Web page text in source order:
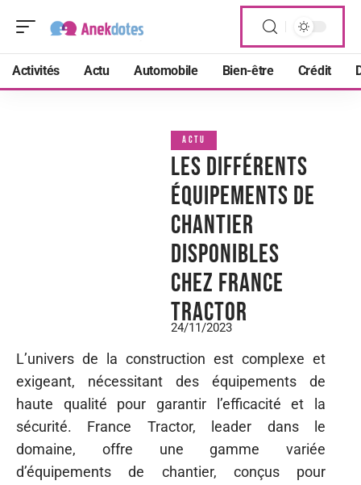
Activités Actu Automobile Bien-être Crédit
ACTU
Les différents
équipements de
chantier
disponibles
chez France
Tractor
24/11/2023
L’univers de la construction est complexe et
exigeant, nécessitant des équipements de
haute qualité pour garantir l’efficacité et la
sécurité. France Tractor, leader dans le
domaine, offre une gamme variée
d’équipements de chantier, conçus pour